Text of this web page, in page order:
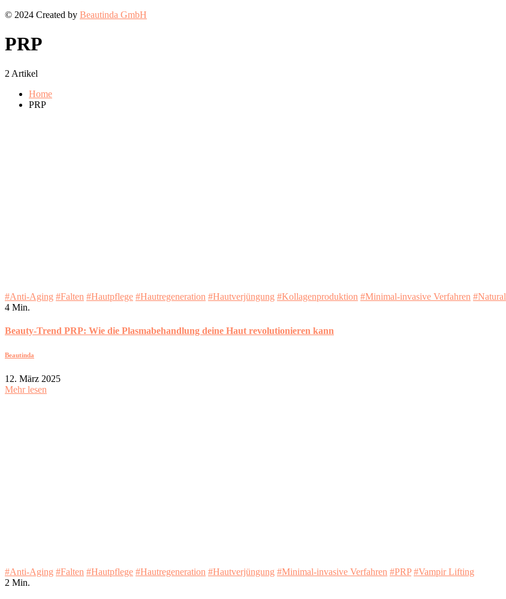
© 2024 Created by Beautinda GmbH
PRP
2 Artikel
Home
PRP
#Anti-Aging #Falten #Hautpflege #Hautregeneration #Hautverjüngung #Kollagenproduktion #Minimal-invasive Verfahren #Natural
4 Min.
Beauty-Trend PRP: Wie die Plasmabehandlung deine Haut revolutionieren kann
Beautinda
12. März 2025
Mehr lesen
#Anti-Aging #Falten #Hautpflege #Hautregeneration #Hautverjüngung #Minimal-invasive Verfahren #PRP #Vampir Lifting
2 Min.